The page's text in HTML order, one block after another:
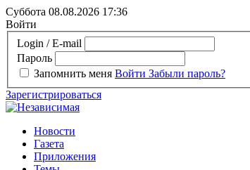
Суббота 08.08.2026 17:36
Войти
Login / E-mail
Пароль
Запомнить меня Войти Забыли пароль?
Зарегистрироваться
Новости
Газета
Приложения